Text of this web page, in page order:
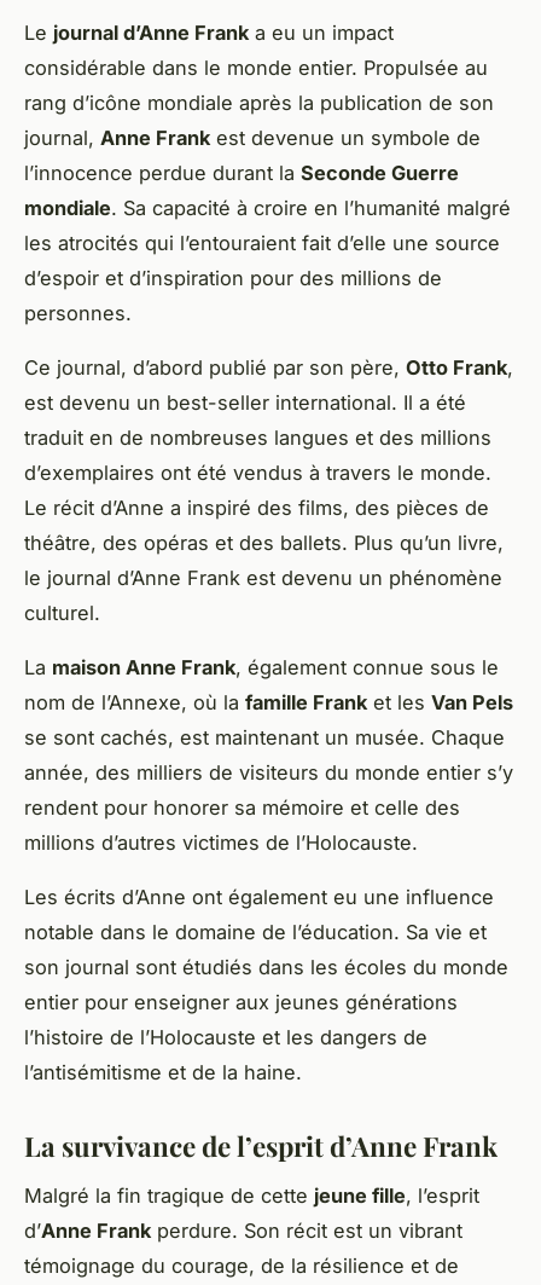
Le journal d’Anne Franka eu un impact
considérable dans le monde entier. Propulsée au
rang d’icône mondiale après la publication de son
journal, Anne Frankest devenue un symbole de
l’innocence perdue durant la Seconde Guerre
mondiale. Sa capacité à croire en l’humanité malgré
les atrocités qui l’entouraient fait d’elle une source
d’espoir et d’inspiration pour des millions de
personnes.
Ce journal, d’abord publié par son père, Otto Frank,
est devenu un best-seller international. Il a été
traduit en de nombreuses langues et des millions
d’exemplaires ont été vendus à travers le monde.
Le récit d’Anne a inspiré des films, des pièces de
théâtre, des opéras et des ballets. Plus qu’un livre,
le journal d’Anne Frank est devenu un phénomène
culturel.
La maison Anne Frank, également connue sous le
nom de l’Annexe, où la famille Franket les Van Pels
se sont cachés, est maintenant un musée. Chaque
année, des milliers de visiteurs du monde entier s’y
rendent pour honorer sa mémoire et celle des
millions d’autres victimes de l’Holocauste.
Les écrits d’Anne ont également eu une influence
notable dans le domaine de l’éducation. Sa vie et
son journal sont étudiés dans les écoles du monde
entier pour enseigner aux jeunes générations
l’histoire de l’Holocauste et les dangers de
l’antisémitisme et de la haine.
La survivance de l’esprit d’Anne Frank
Malgré la fin tragique de cette jeune fille, l’esprit
d’Anne Frank perdure. Son récit est un vibrant
témoignage du courage, de la résilience et de